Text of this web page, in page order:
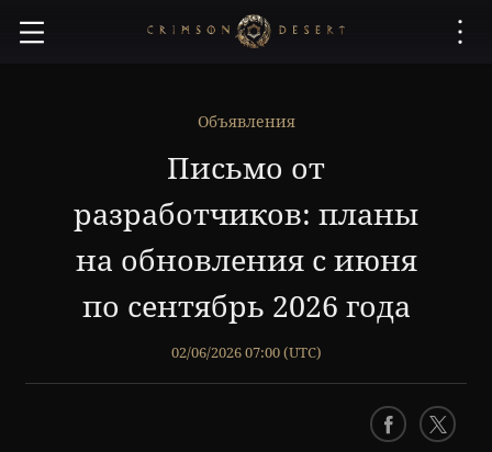
C
D
e
s
e
r
t
Объявления
Письмо от
разработчиков: планы
на обновления с июня
по сентябрь 2026 года
02/06/2026 07:00 (UTC)
F
X